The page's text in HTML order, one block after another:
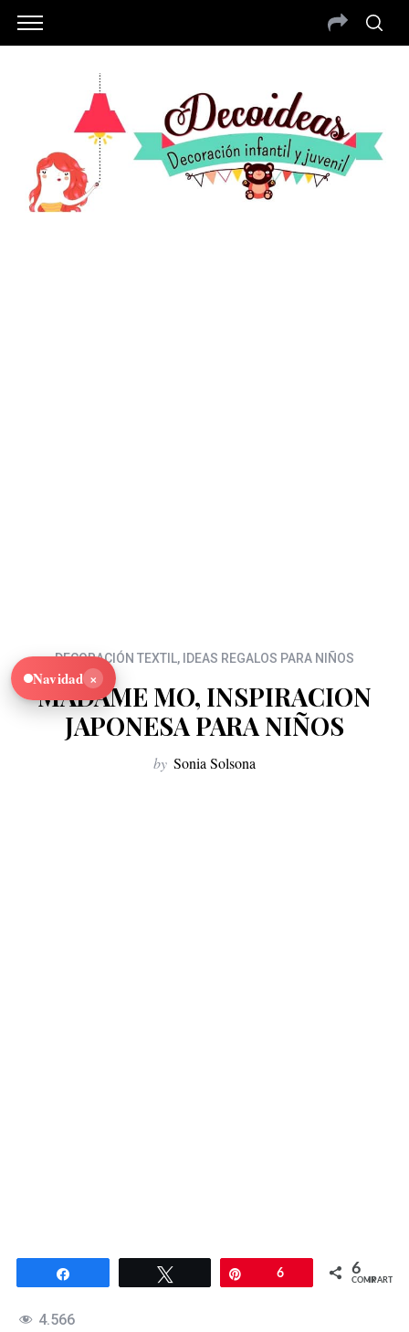
DECORACIÓN TEXTIL, IDEAS REGALOS PARA NIÑOS
MADAME MO, INSPIRACION
JAPONESA PARA NIÑOS
by Sonia Solsona
Twittear 6 6
COMPARTIR
4.566
Navidad ×